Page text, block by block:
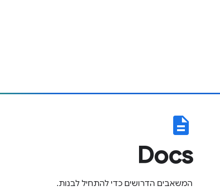
description
Docs
המשאבים הדרושים כדי להתחיל לבנות.